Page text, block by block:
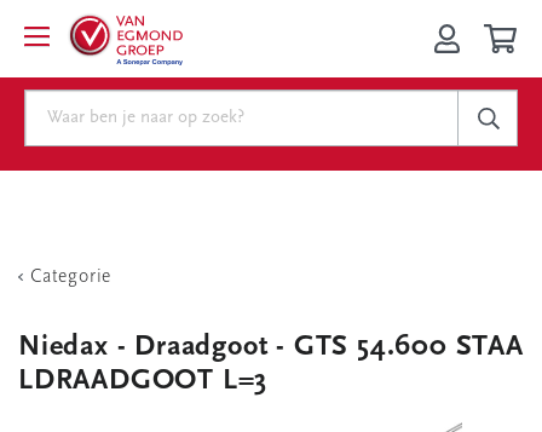
Categorie
Niedax - Draadgoot - GTS 54.600 STAA
LDRAADGOOT L=3